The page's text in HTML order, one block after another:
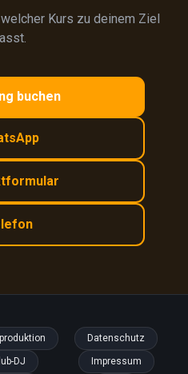
Kurs zu deinem Ziel
buchen
DJ
Datenschutz
Impressum